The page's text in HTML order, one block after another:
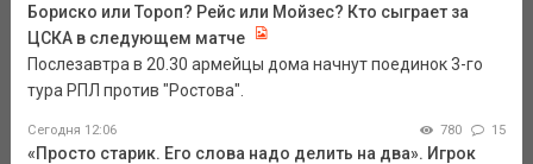
Бориско или Тороп? Рейс или Мойзес? Кто сыграет за
ЦСКА в следующем матче
Послезавтра в 20.30 армейцы дома начнут поединок 3-го
тура РПЛ против "Ростова".
Сегодня 12:06 780 15
«Просто старик. Его слова надо делить на два». Игрок